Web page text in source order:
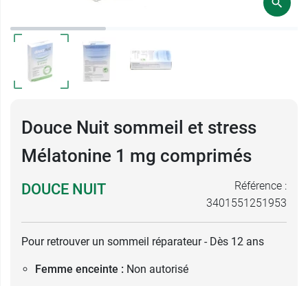
Douce Nuit sommeil et stress
Mélatonine 1 mg comprimés
DOUCE NUIT
Référence :
3401551251953
Pour retrouver un sommeil réparateur - Dès 12 ans
Femme enceinte : Non autorisé